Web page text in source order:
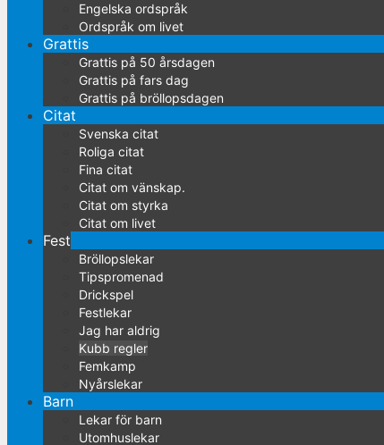
Engelska ordspråk
Ordspråk om livet
Grattis
Grattis på 50 årsdagen
Grattis på fars dag
Grattis på bröllopsdagen
Citat
Svenska citat
Roliga citat
Fina citat
Citat om vänskap.
Citat om styrka
Citat om livet
Fest
Bröllopslekar
Tipspromenad
Drickspel
Festlekar
Jag har aldrig
Kubb regler
Femkamp
Nyårslekar
Barn
Lekar för barn
Utomhuslekar